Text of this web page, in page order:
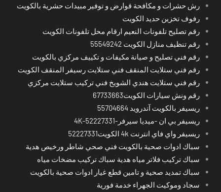
رش حشرات و مكافحة قوارض و توفير مبيدات حشرية بالكويت
رفوف تخزين حديد الكويت
رقم تصليح تلفونات النعيم ارقام محل تلفونات الكويت
رقم تنظيف منازل الكويت 55549242
رقم فني تصليح و صيانة مكيفات و تكييف مركزي بالكويت
رقم فني ستلايت المنقف فني ستلايت رسيفر المنقف الكويت
رقم فني ستلايت هندي الشويخ فني تركيب ستلايت مركزي
رقم ونش سيارات الكويت67733663
ريسيفر بالكويت آندرويد 55704664
ريسيفر بي ان -ميديا سيرفر-4K-52227331
ريسيفر واي فاي انترنت 4k الكويت52227331
سباك ادوات صحية بالكويت فني صحي شاطر ورخيص هدية
سباك تركيب فلاتر مياه هدية سباك تركيب مضخات مياه
سباك تمديد صحية و تامين قطع غيار ادوات صحية بالكويت
سجاد وموكيت الجهراء خدمة فورية